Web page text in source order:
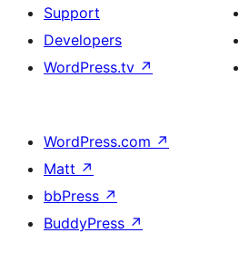
Support
Developers
WordPress.tv ↗
WordPress.com ↗
Matt ↗
bbPress ↗
BuddyPress ↗